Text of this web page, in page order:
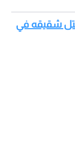
شقيقه في